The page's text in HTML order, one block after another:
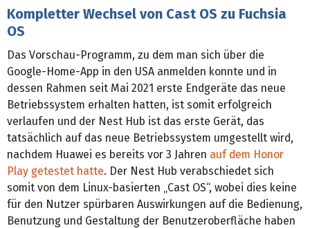
Kompletter Wechsel von Cast OS zu Fuchsia
OS
Das Vorschau-Programm, zu dem man sich über die
Google-Home-App in den USA anmelden konnte und in
dessen Rahmen seit Mai 2021 erste Endgeräte das neue
Betriebssystem erhalten hatten, ist somit erfolgreich
verlaufen und der Nest Hub ist das erste Gerät, das
tatsächlich auf das neue Betriebssystem umgestellt wird,
nachdem Huawei es bereits vor 3 Jahren auf dem Honor
Play getestet hatte. Der Nest Hub verabschiedet sich
somit von dem Linux-basierten „Cast OS“, wobei dies keine
für den Nutzer spürbaren Auswirkungen auf die Bedienung,
Benutzung und Gestaltung der Benutzeroberfläche haben